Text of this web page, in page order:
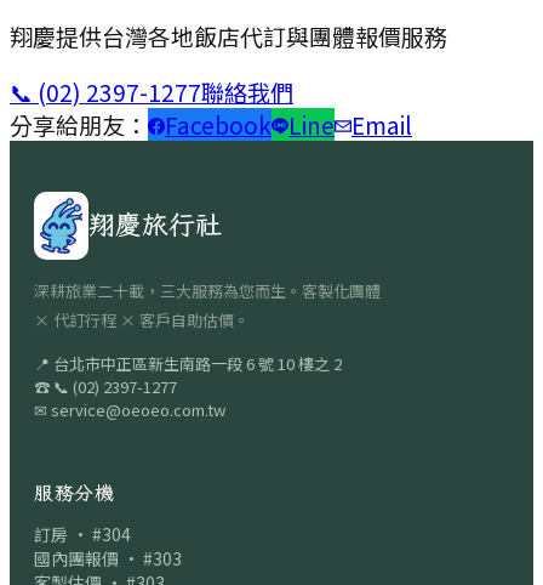
翔慶提供台灣各地飯店代訂與團體報價服務
📞 (02) 2397-1277聯絡我們
分享給朋友：
Facebook Line Email
翔慶旅行社
深耕旅業二十載，三大服務為您而生。客製化團體
× 代訂行程 × 客戶自助估價。
📍 台北市中正區新生南路一段 6 號 10 樓之 2
☎ 📞 (02) 2397-1277
✉ service@oeoeo.com.tw
服務分機
訂房 · #304
國內團報價 · #303